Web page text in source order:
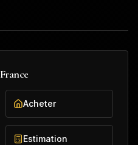
Acheter
Estimation